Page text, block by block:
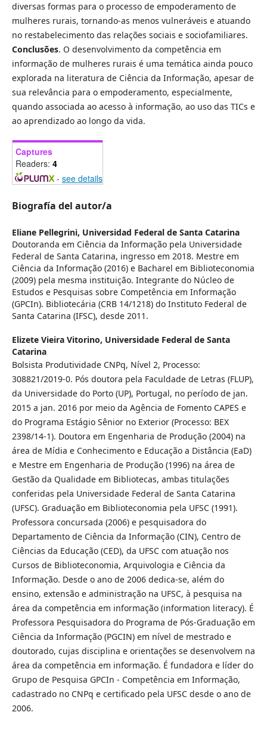
diversas formas para o processo de empoderamento de
mulheres rurais, tornando-as menos vulneráveis e atuando
no restabelecimento das relações sociais e sociofamiliares.
Conclusões. O desenvolvimento da competência em
informação de mulheres rurais é uma temática ainda pouco
explorada na literatura de Ciência da Informação, apesar de
sua relevância para o empoderamento, especialmente,
quando associada ao acesso à informação, ao uso das TICs e
ao aprendizado ao longo da vida.
Captures
Readers: 4
- see details
Biografía del autor/a
Eliane Pellegrini, Universidad Federal de Santa Catarina
Doutoranda em Ciência da Informação pela Universidade
Federal de Santa Catarina, ingresso em 2018. Mestre em
Ciência da Informação (2016) e Bacharel em Biblioteconomia
(2009) pela mesma instituição. Integrante do Núcleo de
Estudos e Pesquisas sobre Competência em Informação
(GPCIn). Bibliotecária (CRB 14/1218) do Instituto Federal de
Santa Catarina (IFSC), desde 2011.
Elizete Vieira Vitorino, Universidade Federal de Santa
Catarina
Bolsista Produtividade CNPq, Nível 2, Processo:
308821/2019-0. Pós doutora pela Faculdade de Letras (FLUP),
da Universidade do Porto (UP), Portugal, no período de jan.
2015 a jan. 2016 por meio da Agência de Fomento CAPES e
do Programa Estágio Sênior no Exterior (Processo: BEX
2398/14-1). Doutora em Engenharia de Produção (2004) na
área de Mídia e Conhecimento e Educação a Distância (EaD)
e Mestre em Engenharia de Produção (1996) na área de
Gestão da Qualidade em Bibliotecas, ambas titulações
conferidas pela Universidade Federal de Santa Catarina
(UFSC). Graduação em Biblioteconomia pela UFSC (1991).
Professora concursada (2006) e pesquisadora do
Departamento de Ciência da Informação (CIN), Centro de
Ciências da Educação (CED), da UFSC com atuação nos
Cursos de Biblioteconomia, Arquivologia e Ciência da
Informação. Desde o ano de 2006 dedica-se, além do
ensino, extensão e administração na UFSC, à pesquisa na
área da competência em informação (information literacy). É
Professora Pesquisadora do Programa de Pós-Graduação em
Ciência da Informação (PGCIN) em nível de mestrado e
doutorado, cujas disciplina e orientações se desenvolvem na
área da competência em informação. É fundadora e líder do
Grupo de Pesquisa GPCIn - Competência em Informação,
cadastrado no CNPq e certificado pela UFSC desde o ano de
2006.